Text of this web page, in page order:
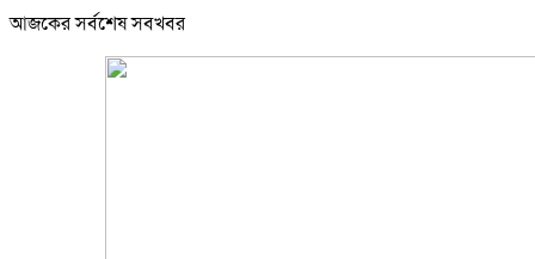
আজকের সর্বশেষ সবখবর